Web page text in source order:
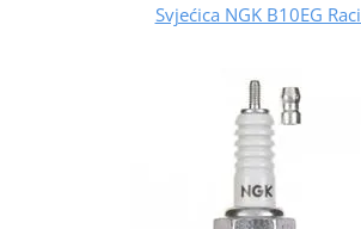
Svjećica NGK B10EG